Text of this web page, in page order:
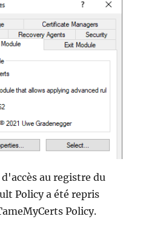
au registre du
Policy a été repris
Policy.